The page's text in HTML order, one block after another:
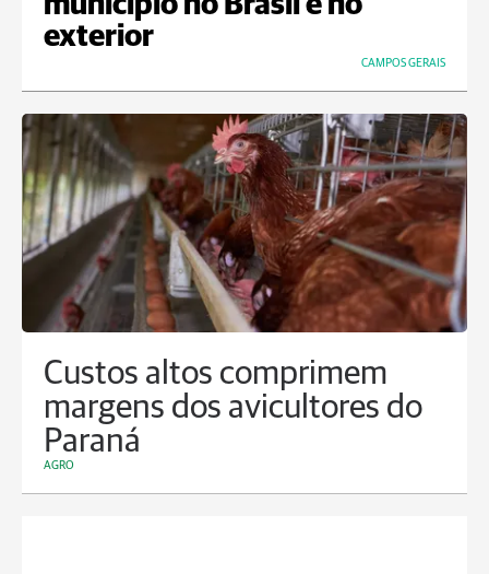
exterior
CAMPOS GERAIS
Custos altos comprimem
margens dos avicultores do
Paraná
AGRO